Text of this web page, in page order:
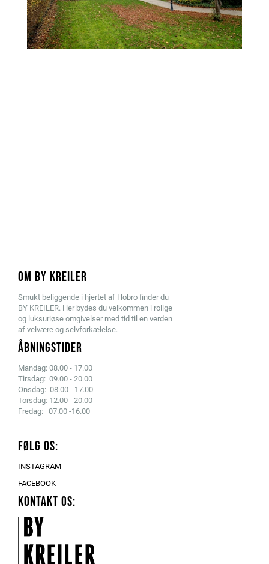
OM BY KREILER
Smukt beliggende i hjertet af Hobro finder du
BY KREILER. Her bydes du velkommen i rolige
og luksuriøse omgivelser med tid til en verden
af velvære og selvforkælelse.
ÅBNINGSTIDER
Mandag: 08.00 - 17.00
Tirsdag: 09.00 - 20.00
Onsdag: 08.00 - 17.00
Torsdag: 12.00 - 20.00
Fredag: 07.00 -16.00
FØLG OS:
INSTAGRAM
FACEBOOK
KONTAKT OS: